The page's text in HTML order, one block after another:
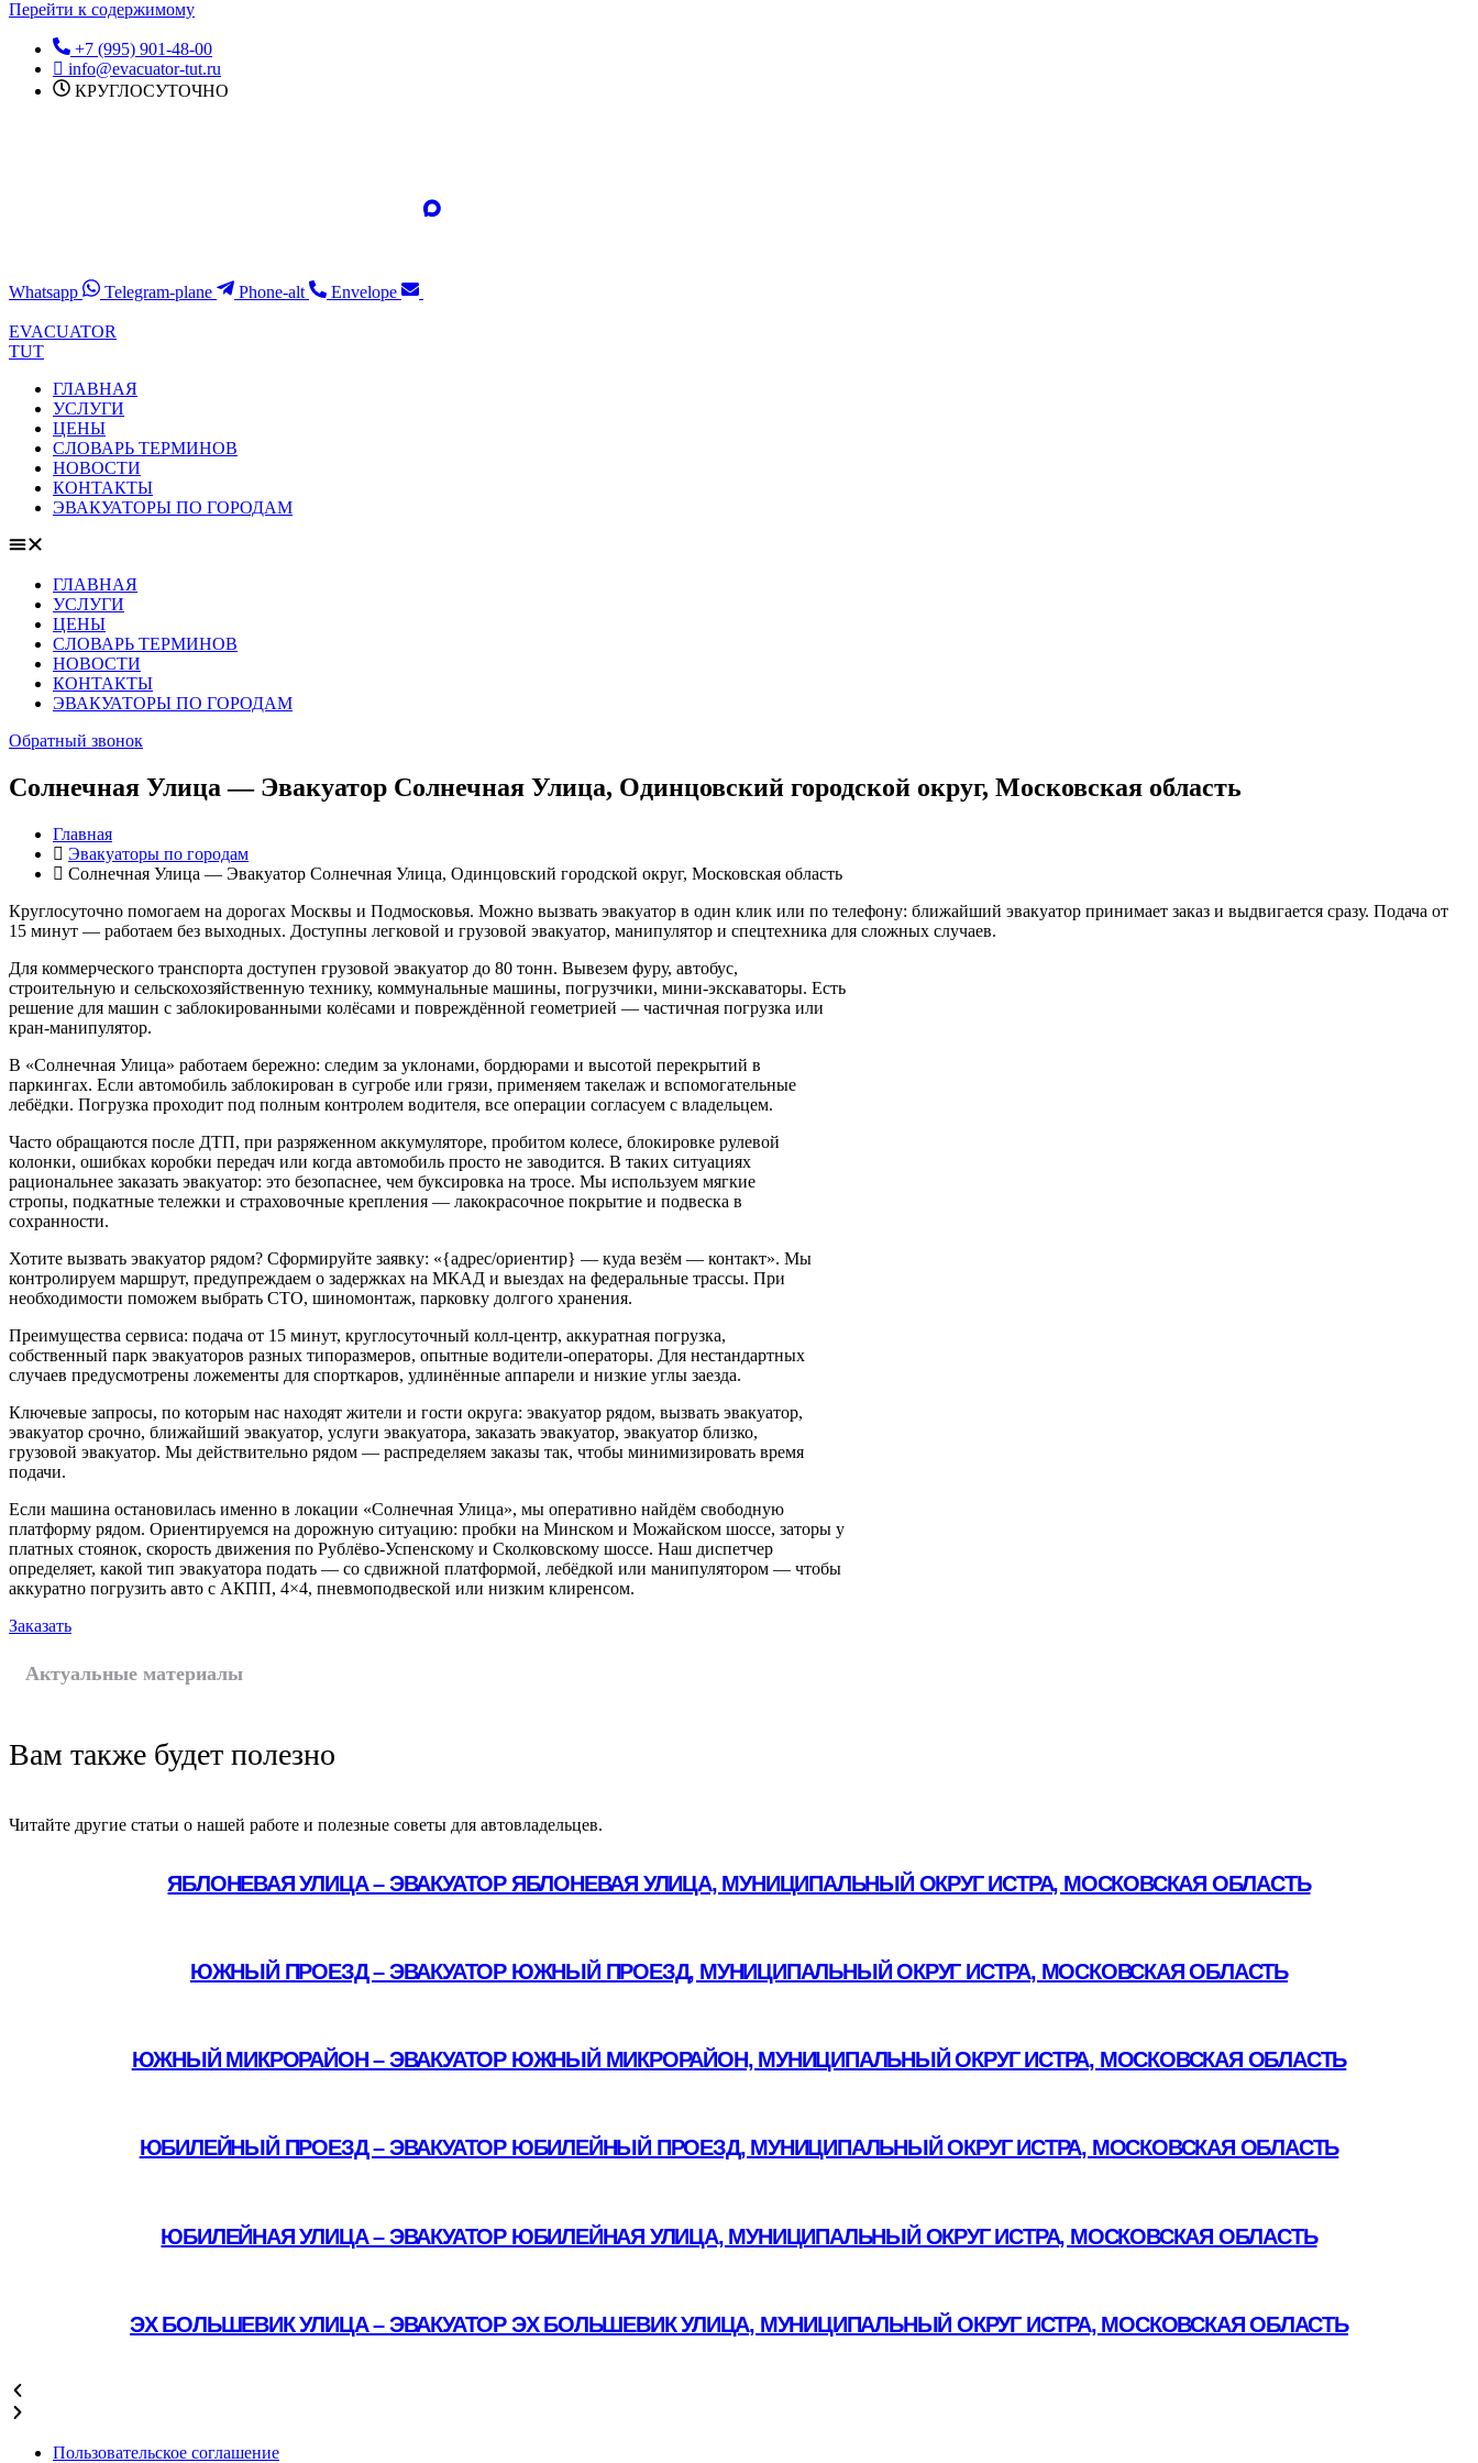
Перейти к содержимому
+7 (995) 901-48-00
info@evacuator-tut.ru
КРУГЛОСУТОЧНО
Whatsapp Telegram-plane Phone-alt Envelope
EVACUATOR
TUT
ГЛАВНАЯ
УСЛУГИ
ЦЕНЫ
СЛОВАРЬ ТЕРМИНОВ
НОВОСТИ
КОНТАКТЫ
ЭВАКУАТОРЫ ПО ГОРОДАМ
ГЛАВНАЯ
УСЛУГИ
ЦЕНЫ
СЛОВАРЬ ТЕРМИНОВ
НОВОСТИ
КОНТАКТЫ
ЭВАКУАТОРЫ ПО ГОРОДАМ
Обратный звонок
Солнечная Улица — Эвакуатор Солнечная Улица, Одинцовский городской округ, Московская область
Главная
Эвакуаторы по городам
Солнечная Улица — Эвакуатор Солнечная Улица, Одинцовский городской округ, Московская область
Круглосуточно помогаем на дорогах Москвы и Подмосковья. Можно вызвать эвакуатор в один клик или по телефону: ближайший эвакуатор принимает заказ и выдвигается сразу. Подача от
15 минут — работаем без выходных. Доступны легковой и грузовой эвакуатор, манипулятор и спецтехника для сложных случаев.
Для коммерческого транспорта доступен грузовой эвакуатор до 80 тонн. Вывезем фуру, автобус,
строительную и сельскохозяйственную технику, коммунальные машины, погрузчики, мини-экскаваторы. Есть
решение для машин с заблокированными колёсами и повреждённой геометрией — частичная погрузка или
кран-манипулятор.
В «Солнечная Улица» работаем бережно: следим за уклонами, бордюрами и высотой перекрытий в
паркингах. Если автомобиль заблокирован в сугробе или грязи, применяем такелаж и вспомогательные
лебёдки. Погрузка проходит под полным контролем водителя, все операции согласуем с владельцем.
Часто обращаются после ДТП, при разряженном аккумуляторе, пробитом колесе, блокировке рулевой
колонки, ошибках коробки передач или когда автомобиль просто не заводится. В таких ситуациях
рациональнее заказать эвакуатор: это безопаснее, чем буксировка на тросе. Мы используем мягкие
стропы, подкатные тележки и страховочные крепления — лакокрасочное покрытие и подвеска в
сохранности.
Хотите вызвать эвакуатор рядом? Сформируйте заявку: «{адрес/ориентир} — куда везём — контакт». Мы
контролируем маршрут, предупреждаем о задержках на МКАД и выездах на федеральные трассы. При
необходимости поможем выбрать СТО, шиномонтаж, парковку долгого хранения.
Преимущества сервиса: подача от 15 минут, круглосуточный колл‑центр, аккуратная погрузка,
собственный парк эвакуаторов разных типоразмеров, опытные водители-операторы. Для нестандартных
случаев предусмотрены ложементы для спорткаров, удлинённые аппарели и низкие углы заезда.
Ключевые запросы, по которым нас находят жители и гости округа: эвакуатор рядом, вызвать эвакуатор,
эвакуатор срочно, ближайший эвакуатор, услуги эвакуатора, заказать эвакуатор, эвакуатор близко,
грузовой эвакуатор. Мы действительно рядом — распределяем заказы так, чтобы минимизировать время
подачи.
Если машина остановилась именно в локации «Солнечная Улица», мы оперативно найдём свободную
платформу рядом. Ориентируемся на дорожную ситуацию: пробки на Минском и Можайском шоссе, заторы у
платных стоянок, скорость движения по Рублёво-Успенскому и Сколковскому шоссе. Наш диспетчер
определяет, какой тип эвакуатора подать — со сдвижной платформой, лебёдкой или манипулятором — чтобы
аккуратно погрузить авто с АКПП, 4×4, пневмоподвеской или низким клиренсом.
Заказать
Актуальные материалы
Вам также будет полезно
Читайте другие статьи о нашей работе и полезные советы для автовладельцев.
ЯБЛОНЕВАЯ УЛИЦА – ЭВАКУАТОР ЯБЛОНЕВАЯ УЛИЦА, МУНИЦИПАЛЬНЫЙ ОКРУГ ИСТРА, МОСКОВСКАЯ ОБЛАСТЬ
ЮЖНЫЙ ПРОЕЗД – ЭВАКУАТОР ЮЖНЫЙ ПРОЕЗД, МУНИЦИПАЛЬНЫЙ ОКРУГ ИСТРА, МОСКОВСКАЯ ОБЛАСТЬ
ЮЖНЫЙ МИКРОРАЙОН – ЭВАКУАТОР ЮЖНЫЙ МИКРОРАЙОН, МУНИЦИПАЛЬНЫЙ ОКРУГ ИСТРА, МОСКОВСКАЯ ОБЛАСТЬ
ЮБИЛЕЙНЫЙ ПРОЕЗД – ЭВАКУАТОР ЮБИЛЕЙНЫЙ ПРОЕЗД, МУНИЦИПАЛЬНЫЙ ОКРУГ ИСТРА, МОСКОВСКАЯ ОБЛАСТЬ
ЮБИЛЕЙНАЯ УЛИЦА – ЭВАКУАТОР ЮБИЛЕЙНАЯ УЛИЦА, МУНИЦИПАЛЬНЫЙ ОКРУГ ИСТРА, МОСКОВСКАЯ ОБЛАСТЬ
ЭХ БОЛЬШЕВИК УЛИЦА – ЭВАКУАТОР ЭХ БОЛЬШЕВИК УЛИЦА, МУНИЦИПАЛЬНЫЙ ОКРУГ ИСТРА, МОСКОВСКАЯ ОБЛАСТЬ
Пользовательское соглашение